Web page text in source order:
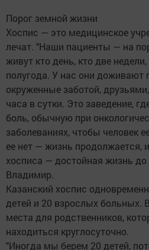
Порог земной жизни
Хоспис — это медицинское
лечат. "Наши пациенты — на
живут кто день, кто две
полугода. У нас они доживают
окруженные заботой,
часа в сутки. Это заведение,
боль, обычную при
заболеваниях, чтобы человек
ее нет — жизнь продолжается,
хосписа — достойная жизнь
Владимир.
Казанский хоспис
детей и 20 взрослых больных.
места для родственников,
находиться круглосуточно.
"Иногда мы берем 20 детей,